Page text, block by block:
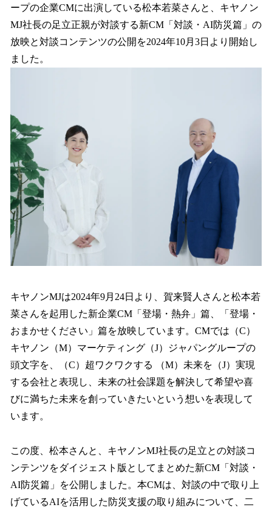
み
込
み
中
で
す
ープの企業CMに出演している松本若菜さんと、キヤノン
MJ社長の足立正親が対談する新CM「対談・AI防災篇」の
放映と対談コンテンツの公開を2024年10月3日より開始し
ました。
キヤノンMJは2024年9月24日より、賀来賢人さんと松本若
菜さんを起用した新企業CM「登場・熱弁」篇、「登場・
おまかせください」篇を放映しています。CMでは（C）
キヤノン（M）マーケティング（J）ジャパングループの
頭文字を、（C）超ワクワクする （M）未来を（J）実現
する会社と表現し、未来の社会課題を解決して希望や喜
びに満ちた未来を創っていきたいという想いを表現して
います。
この度、松本さんと、キヤノンMJ社長の足立との対談コ
ンテンツをダイジェスト版としてまとめた新CM「対談・
AI防災篇」を公開しました。本CMは、対談の中で取り上
げているAIを活用した防災支援の取り組みについて、二